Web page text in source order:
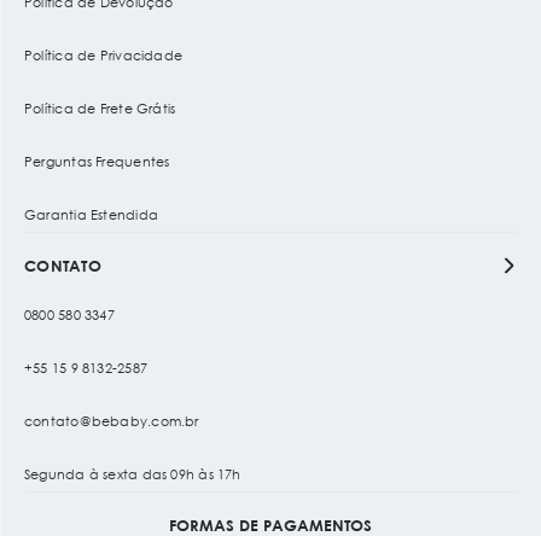
Política de Privacidade
Política de Frete Grátis
Perguntas Frequentes
Garantia Estendida
CONTATO
0800 580 3347
+55 15 9 8132-2587
contato@bebaby.com.br
Segunda à sexta das 09h às 17h
FORMAS DE PAGAMENTOS